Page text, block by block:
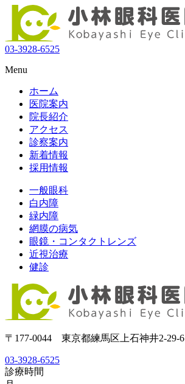
03-3928-6525
Menu
ホーム
医院案内
院長紹介
アクセス
診察案内
新着情報
採用情報
一般眼科
白内障
緑内障
網膜の病気
眼鏡・コンタクトレンズ
近視治療
健診
〒177-0044 東京都練馬区上石神井2-29-6
03-3928-6525
診療時間